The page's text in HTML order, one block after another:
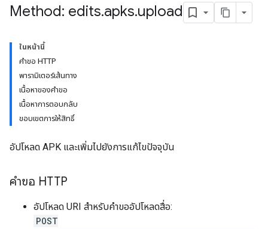
Method: edits.apks.upload
ในหน้านี้
คำขอ HTTP
พารามิเตอร์เส้นทาง
เนื้อหาของคำขอ
เนื้อหาการตอบกลับ
ขอบเขตการให้สิทธิ์
อัปโหลด APK และเพิ่มไปยังการแก้ไขปัจจุบัน
คำขอ HTTP
อัปโหลด URI สำหรับคำขออัปโหลดสื่อ:
POST